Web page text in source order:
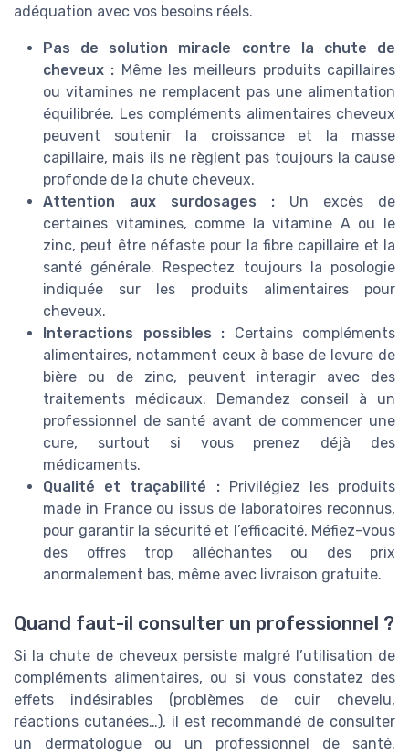
adéquation avec vos besoins réels.
Pas de solution miracle contre la chute de
cheveux : Même les meilleurs produits capillaires
ou vitamines ne remplacent pas une alimentation
équilibrée. Les compléments alimentaires cheveux
peuvent soutenir la croissance et la masse
capillaire, mais ils ne règlent pas toujours la cause
profonde de la chute cheveux.
Attention aux surdosages : Un excès de
certaines vitamines, comme la vitamine A ou le
zinc, peut être néfaste pour la fibre capillaire et la
santé générale. Respectez toujours la posologie
indiquée sur les produits alimentaires pour
cheveux.
Interactions possibles : Certains compléments
alimentaires, notamment ceux à base de levure de
bière ou de zinc, peuvent interagir avec des
traitements médicaux. Demandez conseil à un
professionnel de santé avant de commencer une
cure, surtout si vous prenez déjà des
médicaments.
Qualité et traçabilité :Privilégiez les produits
made in France ou issus de laboratoires reconnus,
pour garantir la sécurité et l’efficacité. Méfiez-vous
des offres trop alléchantes ou des prix
anormalement bas, même avec livraison gratuite.
Quand faut-il consulter un professionnel ?
Si la chute de cheveux persiste malgré l’utilisation de
compléments alimentaires, ou si vous constatez des
effets indésirables (problèmes de cuir chevelu,
réactions cutanées…), il est recommandé de consulter
un dermatologue ou un professionnel de santé.